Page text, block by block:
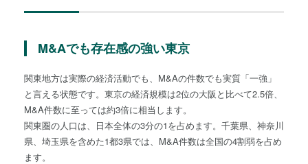
M&Aでも存在感の強い東京
関東地方は実際の経済活動でも、M&Aの件数でも実質「一強」
と言える状態です。東京の経済規模は2位の大阪と比べて2.5倍、
M&A件数に至っては約3倍に相当します。
関東圏の人口は、日本全体の3分の1を占めます。千葉県、神奈川
県、埼玉県を含めた1都3県では、M&A件数は全国の4割弱を占め
ます。